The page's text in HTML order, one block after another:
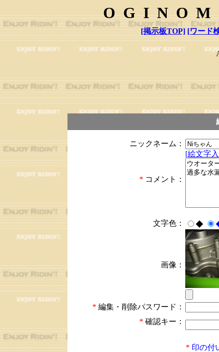
[掲示板TOP] [ワード
ニックネーム：
* コメント：
[絵文字
文字色： ◆
画像：
* 編集・削除パスワード：
* 確認キー：
* 印の付